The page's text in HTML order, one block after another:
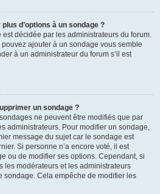
d’options à un sondage ?
est décidée par les administrateurs du forum.
ajouter à un sondage vous semble
à un administrateur du forum s’il est
un sondage ?
ne peuvent être modifiés que par
administrateurs. Pour modifier un sondage,
message du sujet car le sondage est
Si personne n’a encore voté, il est
ou de modifier ses options. Cependant, si
les modérateurs et les administrateurs
sondage. Cela empêche de modifier les